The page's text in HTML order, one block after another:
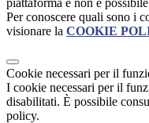
piattaforma e non è
Per conoscere quali sono i
visionare la COOKIE
Cookie necessari per il
I cookie necessari per il
disabilitati. È possibile
policy.